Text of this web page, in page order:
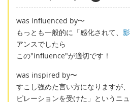
was influenced by〜
もっとも一般的に「感化されて、
アンスでしたら
この"influence"が適切です！
was inspired by〜
すこし強めた言い方になりますが
ピレーションを受けた」というニ